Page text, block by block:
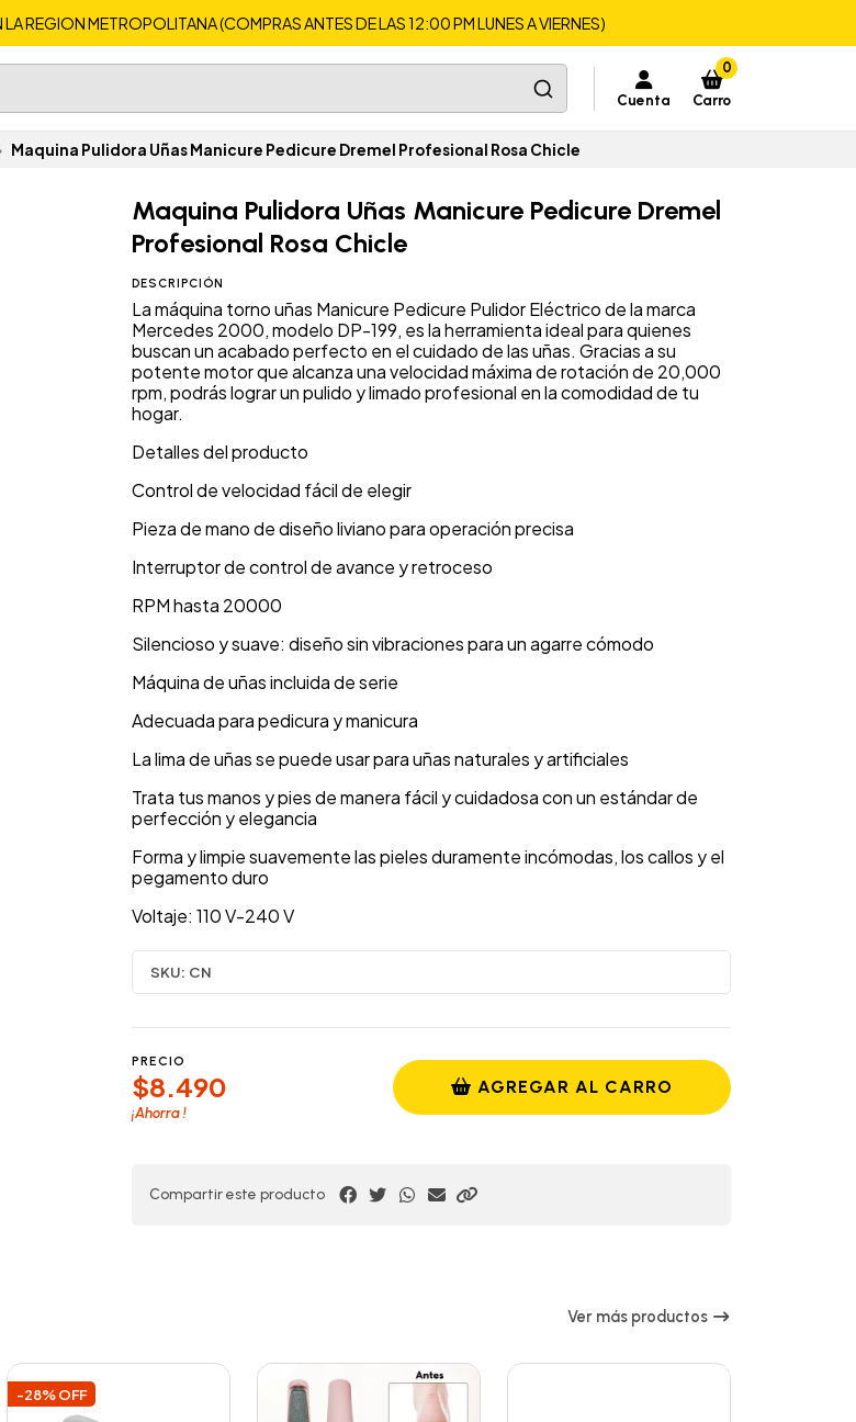
REGION METROPOLITANA (COMPRAS ANTES DE LAS 12:00 PM LUNES A VIERNES)
Cuenta
0
Carro
Maquina Pulidora Uñas Manicure Pedicure Dremel Profesional Rosa Chicle
Maquina Pulidora Uñas Manicure Pedicure Dremel
Profesional Rosa Chicle
DESCRIPCIÓN
La máquina torno uñas Manicure Pedicure Pulidor Eléctrico de la marca
Mercedes 2000, modelo DP-199, es la herramienta ideal para quienes
buscan un acabado perfecto en el cuidado de las uñas. Gracias a su
potente motor que alcanza una velocidad máxima de rotación de 20,000
rpm, podrás lograr un pulido y limado profesional en la comodidad de tu
hogar.
Detalles del producto
Control de velocidad fácil de elegir
Pieza de mano de diseño liviano para operación precisa
Interruptor de control de avance y retroceso
RPM hasta 20000
Silencioso y suave: diseño sin vibraciones para un agarre cómodo
Máquina de uñas incluida de serie
Adecuada para pedicura y manicura
La lima de uñas se puede usar para uñas naturales y artificiales
Trata tus manos y pies de manera fácil y cuidadosa con un estándar de
perfección y elegancia
Forma y limpie suavemente las pieles duramente incómodas, los callos y el
pegamento duro
Voltaje: 110 V-240 V
SKU: CN
PRECIO
$8.490
¡Ahorra!
AGREGAR AL CARRO
Compartir este producto
Ver más productos
-28% OFF